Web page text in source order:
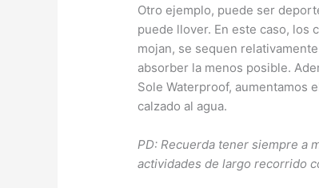
Otro ejemplo, puede ser
puede llover. En este caso, los
mojan, se sequen
absorber la menos posible.
Sole Waterproof, aumentamos
calzado al agua.
PD: Recuerda tener siempre a
actividades de largo recorrido